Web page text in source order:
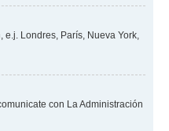
Londres, París, Nueva York,
con La Administración